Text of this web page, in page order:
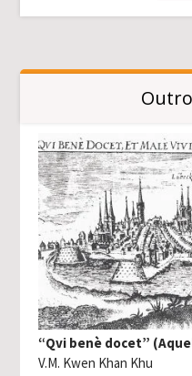
“Qvi benè docet”
V.M. Kwen Khan Khu